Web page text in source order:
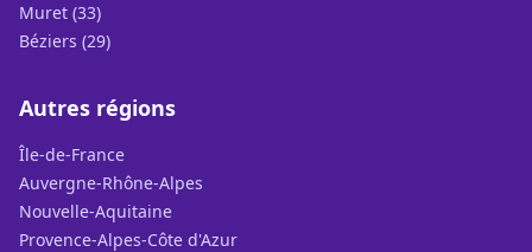
Muret (33)
Béziers (29)
Autres régions
Île-de-France
Auvergne-Rhône-Alpes
Nouvelle-Aquitaine
Provence-Alpes-Côte d'Azur